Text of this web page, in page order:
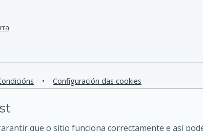
• Configuración das cookies
que o sitio funciona correctamente e así